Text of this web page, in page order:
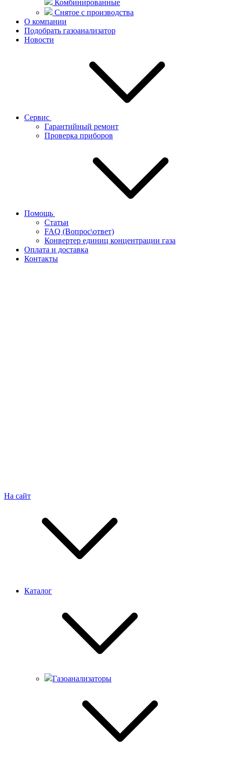
Комбинированные
Снятое с производства
О компании
Подобрать газоанализатор
Новости
Сервис
Гарантийный ремонт
Проверка приборов
Помощь
Статьи
FAQ (Вопрос\ответ)
Конвертер единиц концентрации газа
Оплата и доставка
Контакты
На сайт
Каталог
Газоанализаторы